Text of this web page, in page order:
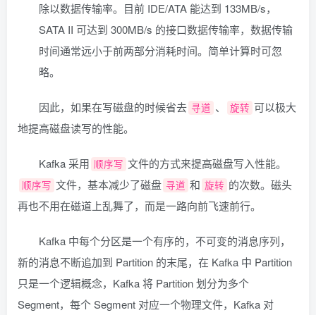
除以数据传输率。目前 IDE/ATA 能达到 133MB/s，
SATA II 可达到 300MB/s 的接口数据传输率，数据传输
时间通常远小于前两部分消耗时间。简单计算时可忽
略。
因此，如果在写磁盘的时候省去 寻道 、 旋转 可以极大
地提高磁盘读写的性能。
Kafka 采用 顺序写 文件的方式来提高磁盘写入性能。
顺序写 文件，基本减少了磁盘 寻道 和 旋转 的次数。磁头
再也不用在磁道上乱舞了，而是一路向前飞速前行。
Kafka 中每个分区是一个有序的，不可变的消息序列，
新的消息不断追加到 Partition 的末尾，在 Kafka 中 Partition
只是一个逻辑概念，Kafka 将 Partition 划分为多个
Segment，每个 Segment 对应一个物理文件，Kafka 对